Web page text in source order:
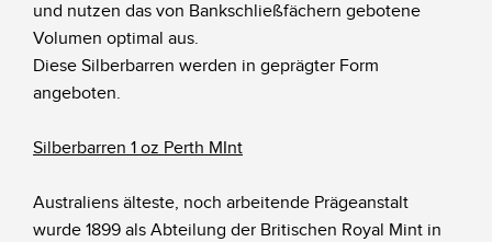
und nutzen das von Bankschließfächern gebotene
Volumen optimal aus.
Diese Silberbarren werden in geprägter Form
angeboten.
Silberbarren 1 oz Perth MInt
Australiens älteste, noch arbeitende Prägeanstalt
wurde 1899 als Abteilung der Britischen Royal Mint in